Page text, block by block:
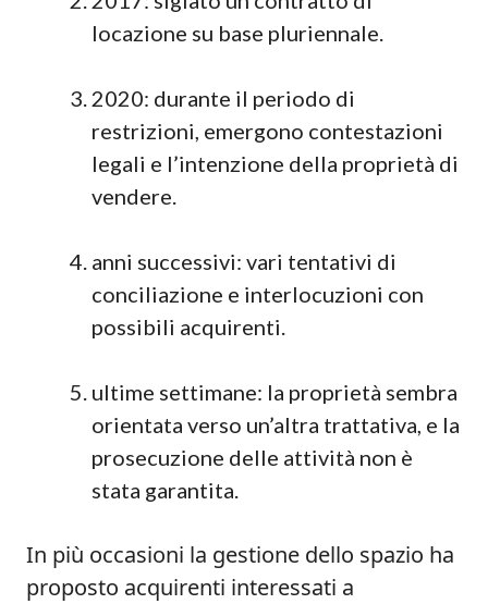
locazione su base pluriennale.
2020: durante il periodo di
restrizioni, emergono contestazioni
legali e l’intenzione della proprietà di
vendere.
anni successivi: vari tentativi di
conciliazione e interlocuzioni con
possibili acquirenti.
ultime settimane: la proprietà sembra
orientata verso un’altra trattativa, e la
prosecuzione delle attività non è
stata garantita.
In più occasioni la gestione dello spazio ha
proposto acquirenti interessati a